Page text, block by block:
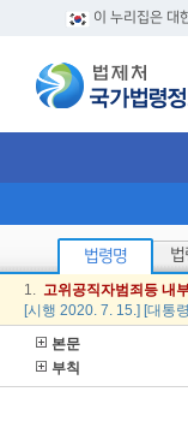
이 누리집은 대
법령명
1. 고위 공직자범죄 등 내
[시행 2020. 7. 15.] [대통
본문
부칙